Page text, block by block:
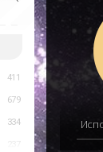
411
679
334